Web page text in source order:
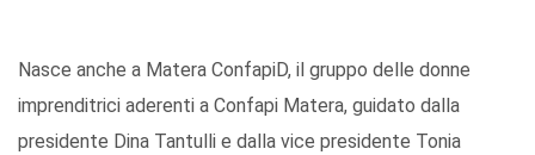
Nasce anche a Matera ConfapiD, il gruppo delle donne
imprenditrici aderenti a Confapi Matera, guidato dalla
presidente Dina Tantulli e dalla vice presidente Tonia